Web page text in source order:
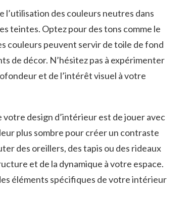
l’utilisation des​ couleurs‍ neutres ⁣dans
teintes. Optez pour des tons comme le
couleurs peuvent servir de toile de ⁤fond‌
de décor. N’hésitez⁤ pas à expérimenter
et de l’intérêt ‌visuel à votre
design d’intérieur est de ​jouer ‍avec
plus sombre pour créer un contraste
des⁤ oreillers, des tapis ou des rideaux
et de la dynamique à votre espace.
éléments spécifiques de votre intérieur